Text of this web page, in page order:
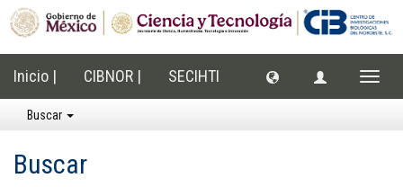
Inicio | CIBNOR | SECIHTI
Buscar
Buscar